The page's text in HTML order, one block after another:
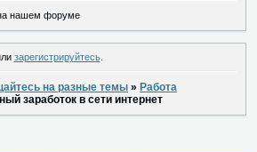
нашем форуме
зарегистрируйтесь.
на разные темы »Работа
заработок в сети интернет